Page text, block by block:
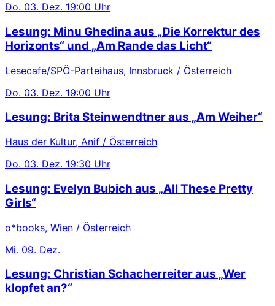
Do. 03. Dez. 19:00 Uhr
Lesung: Minu Ghedina aus „Die Korrektur des
Horizonts“ und „Am Rande das Licht“
Lesecafe/SPÖ-Parteihaus, Innsbruck / Österreich
Do. 03. Dez. 19:00 Uhr
Lesung: Brita Steinwendtner aus „Am Weiher“
Haus der Kultur, Anif / Österreich
Do. 03. Dez. 19:30 Uhr
Lesung: Evelyn Bubich aus „All These Pretty
Girls“
o*books, Wien / Österreich
Mi. 09. Dez.
Lesung: Christian Schacherreiter aus „Wer
klopfet an?“